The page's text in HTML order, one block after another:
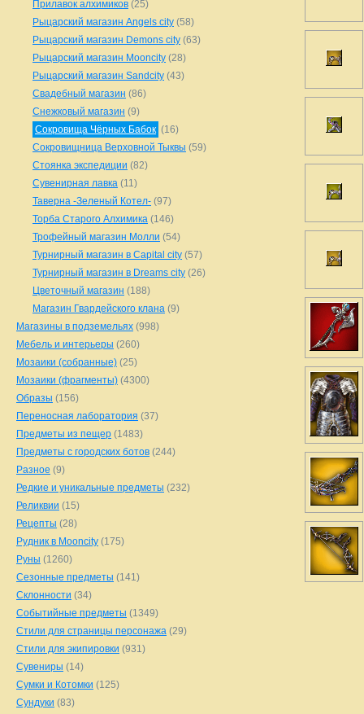
Прилавок алхимиков (25)
Рыцарский магазин Angels city (58)
Рыцарский магазин Demons city (63)
Рыцарский магазин Mooncity (28)
Рыцарский магазин Sandcity (43)
Свадебный магазин (86)
Снежковый магазин (9)
Сокровища Чёрных Бабок (16)
Сокровищница Верховной Тыквы (59)
Стоянка экспедиции (82)
Сувенирная лавка (11)
Таверна -Зеленый Котел- (97)
Торба Старого Алхимика (146)
Трофейный магазин Молли (54)
Турнирный магазин в Capital city (57)
Турнирный магазин в Dreams city (26)
Цветочный магазин (188)
Магазин Гвардейского клана (9)
Магазины в подземельях (998)
Мебель и интерьеры (260)
Мозаики (собранные) (25)
Мозаики (фрагменты) (4300)
Образы (156)
Переносная лаборатория (37)
Предметы из пещер (1483)
Предметы с городских ботов (244)
Разное (9)
Редкие и уникальные предметы (232)
Реликвии (15)
Рецепты (28)
Рудник в Mooncity (175)
Руны (1260)
Сезонные предметы (141)
Склонности (34)
Событийные предметы (1349)
Стили для страницы персонажа (29)
Стили для экипировки (931)
Сувениры (14)
Сумки и Котомки (125)
Сундуки (83)